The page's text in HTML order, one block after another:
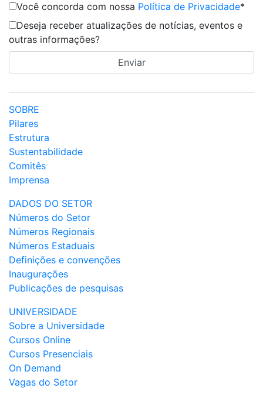
Você concorda com nossa Política de Privacidade*
Deseja receber atualizações de notícias, eventos e
outras informações?
SOBRE
Pilares
Estrutura
Sustentabilidade
Comitês
Imprensa
DADOS DO SETOR
Números do Setor
Números Regionais
Números Estaduais
Definições e convenções
Inaugurações
Publicações de pesquisas
UNIVERSIDADE
Sobre a Universidade
Cursos Online
Cursos Presenciais
On Demand
Vagas do Setor